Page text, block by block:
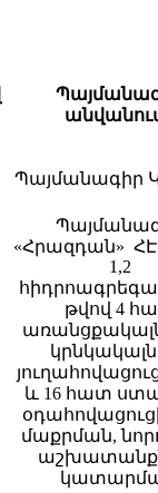
Պայմանագիր
«Հրազդան»
1,2
թվով 4
և 16 հատ
մաքրման,